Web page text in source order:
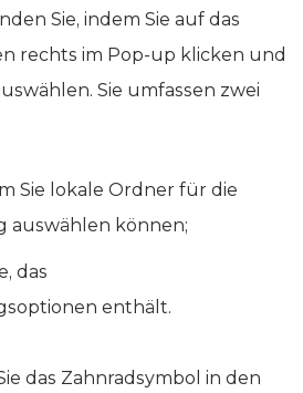
Sie, indem Sie auf das
rechts im Pop-up klicken und
Sie umfassen zwei
Sie lokale Ordner für die
auswählen können;
das
enthält.
das Zahnradsymbol in den